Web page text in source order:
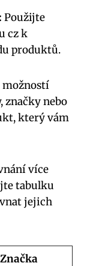
Použijte
cz k
produktů.
značky nebo
který vám
více
tabulku
jejich
Značka